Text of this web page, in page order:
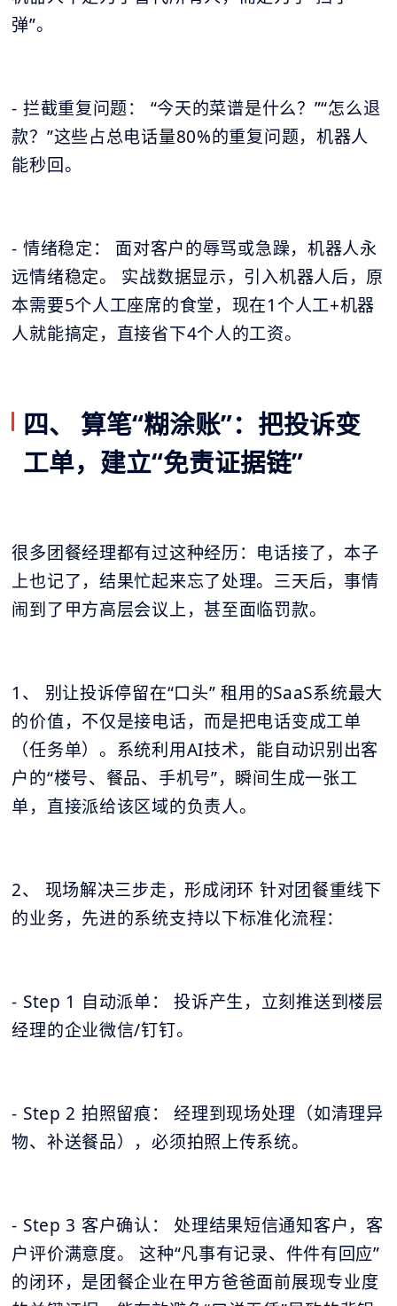
弹”。
- 拦截重复问题： “今天的菜谱是什么？”“怎么退
款？”这些占总电话量80%的重复问题，机器人
能秒回。
- 情绪稳定： 面对客户的辱骂或急躁，机器人永
远情绪稳定。 实战数据显示，引入机器人后，原
本需要5个人工座席的食堂，现在1个人工+机器
人就能搞定，直接省下4个人的工资。
四、 算笔“糊涂账”：把投诉变
工单，建立“免责证据链”
很多团餐经理都有过这种经历：电话接了，本子
上也记了，结果忙起来忘了处理。三天后，事情
闹到了甲方高层会议上，甚至面临罚款。
1、 别让投诉停留在“口头” 租用的SaaS系统最大
的价值，不仅是接电话，而是把电话变成工单
（任务单）。系统利用AI技术，能自动识别出客
户的“楼号、餐品、手机号”，瞬间生成一张工
单，直接派给该区域的负责人。
2、 现场解决三步走，形成闭环 针对团餐重线下
的业务，先进的系统支持以下标准化流程：
- Step 1 自动派单： 投诉产生，立刻推送到楼层
经理的企业微信/钉钉。
- Step 2 拍照留痕： 经理到现场处理（如清理异
物、补送餐品），必须拍照上传系统。
- Step 3 客户确认： 处理结果短信通知客户，客
户评价满意度。 这种“凡事有记录、件件有回应”
的闭环，是团餐企业在甲方爸爸面前展现专业度